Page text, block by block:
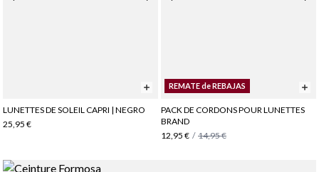
LUNETTES DE SOLEIL CAPRI | NEGRO
25,95 €
REMATE de REBAJAS
PACK DE CORDONS POUR LUNETTES
BRAND
12,95 € / 14,95 €